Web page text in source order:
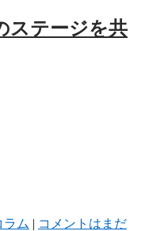
ラム | コメントはまだ